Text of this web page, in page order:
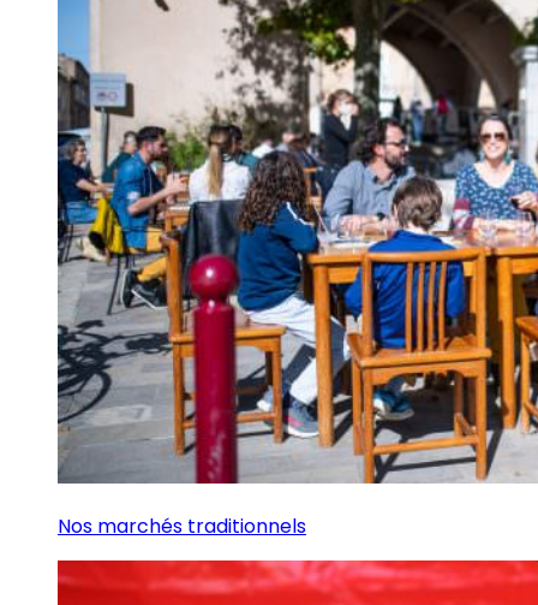
Nos marchés traditionnels